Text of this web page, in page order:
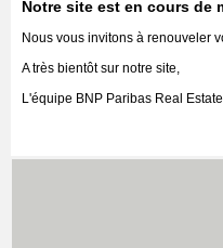
Notre site est en cours de
Nous vous invitons à renouveler
A très bientôt sur notre site,
L'équipe BNP Paribas Real